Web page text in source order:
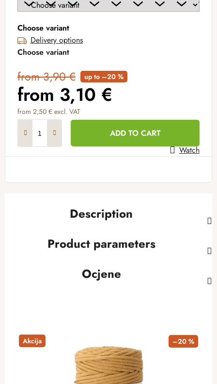
Choose variant
Delivery options
Choose variant
from 3,90 € up to –20 %
from 3,10 €
from 2,50 € excl. VAT
ADD TO CART
Watch
Description
Product parameters
Ocjene
Akcija –20 %